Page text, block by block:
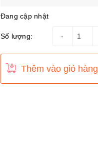
Đang cập nhật
Số lượng: -
Thêm vào giỏ hàng